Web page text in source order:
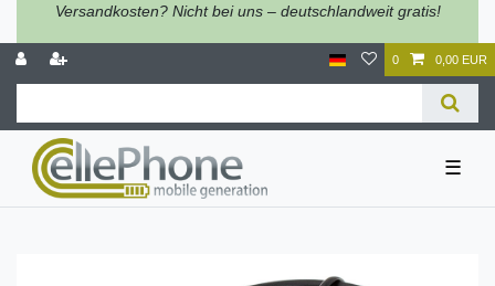
Versandkosten? Nicht bei uns – deutschlandweit gratis!
0 0,00 EUR
☰